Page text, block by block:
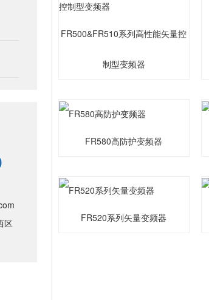
区
FR500&FR510系列高性能矢量控
制型变频器
FR580高防护变频器
FR520系列矢量变频器